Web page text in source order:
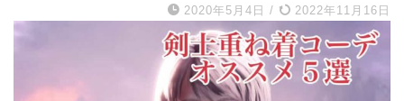
2020年5月4日 / 2022年11月16日